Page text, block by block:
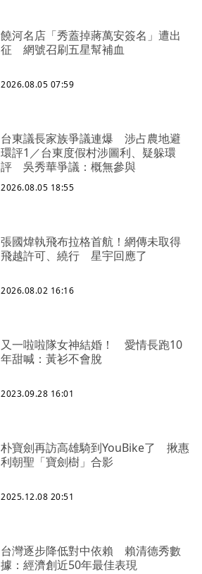
饒河名店「秀蓋掉蔣萬安簽名」遭出
征 網號召刷五星幫補血
2026.08.05 07:59
台東議長家族爭議連爆 涉占農地避
環評1／台東度假村涉圖利、疑躲環
評 吳秀華爭議：概無參與
2026.08.05 18:55
張國煒執飛布拉格首航！網傳未取得
飛越許可、繞行 星宇回應了
2026.08.02 16:16
又一啦啦隊女神結婚！ 愛情長跑10
年甜喊：黃衫不會脫
2023.09.28 16:01
朴寶劍再訪高雄騎到YouBike了 揪惠
利朝聖「寶劍樹」合影
2025.12.08 20:51
台灣逐步降低對中依賴 賴清德秀數
據：經濟創近50年最佳表現